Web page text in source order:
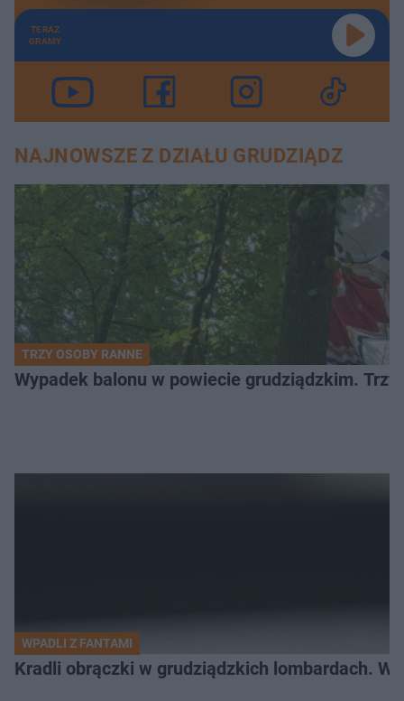
TERAZ
GRAMY
NAJNOWSZE Z DZIAŁU GRUDZIĄDZ
TRZY OSOBY RANNE
Wypadek balonu w powiecie grudziądzkim.
WPADLI Z FANTAMI
Kradli obrączki w grudziądzkich lombardach.